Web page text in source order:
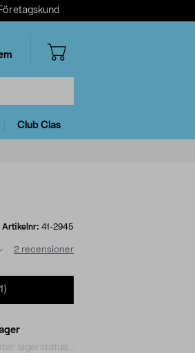
Club Clas
Artikelnr: 41-2945
2 recensioner
lagerstatus...